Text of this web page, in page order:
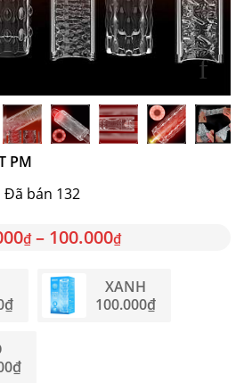
PM
Đã bán 132
₫– 100.000₫
₫
XANH
100.000₫
₫